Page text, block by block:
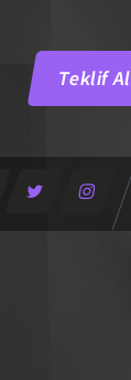
Teklif Al